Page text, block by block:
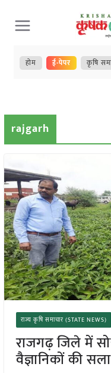
Skip
to
content
होम ई-पेपर कृषि
rajgarh
राज्य कृषि समाचार (STATE NEWS)
राजगढ़ जिले में
वैज्ञानिकों की